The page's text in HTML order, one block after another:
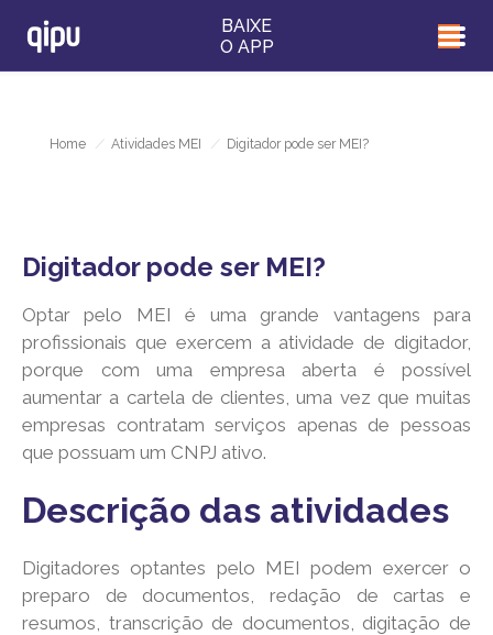
Home / Atividades MEI / Digitador pode ser MEI?
BAIXE
O APP
Digitador pode ser MEI?
Optar pelo MEI é uma grande vantagens para
profissionais que exercem a atividade de digitador,
porque com uma empresa aberta é possível
aumentar a cartela de clientes, uma vez que muitas
empresas contratam serviços apenas de pessoas
que possuam um CNPJ ativo.
Descrição das atividades
Digitadores optantes pelo MEI podem exercer o
preparo de documentos, redação de cartas e
resumos, transcrição de documentos, digitação de